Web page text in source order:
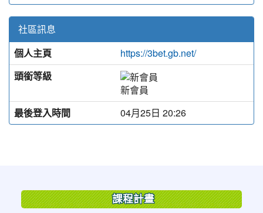
社區訊息
個人主頁
https://3bet.gb.net/
頭銜等級
新會員
最後登入時間
04月25日 20:26
課程計畫